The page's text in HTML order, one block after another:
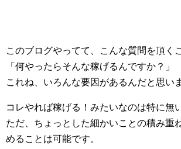
このブログやってて、こんな質問を頂く
「何やったらそんな稼げるんですか？」
これね、いろんな要因があるんだと思い
コレやれば稼げる！みたいなのは特に無
ただ、ちょっとした細かいことの積み重
めることは可能です。